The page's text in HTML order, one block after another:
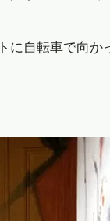
自転車で向か